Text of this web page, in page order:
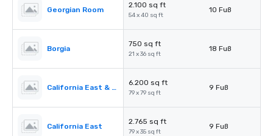
Georgian Room
2.100 sq ft
54 x 40 sq ft
10 Fuß
Borgia
750 sq ft
21 x 36 sq ft
18 Fuß
California East & West
6.200 sq ft
79 x 79 sq ft
9 Fuß
California East
2.765 sq ft
79 x 35 sq ft
9 Fuß